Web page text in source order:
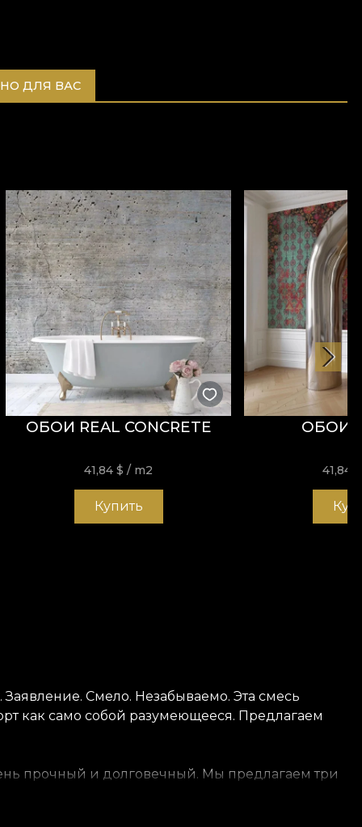
ДЛЯ ВАС
ОБОИ REAL CONCRETE
41,84$ / m2
Купить
ОБОИ
41,84
Смело. Незабываемо. Эта смесь
как само собой разумеющееся. Предлагаем
прочный и долговечный. Мы предлагаем три
стены текстурой, напоминающей